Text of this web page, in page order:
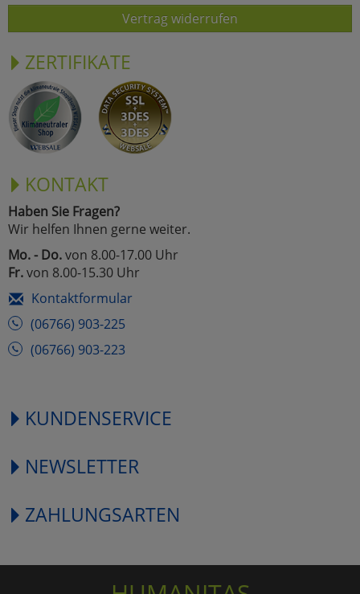
Vertrag widerrufen
ZERTIFIKATE
KONTAKT
Haben Sie Fragen?
Wir helfen Ihnen gerne weiter.
Mo. - Do.von 8.00-17.00 Uhr
Fr.von 8.00-15.30 Uhr
Kontaktformular
(06766) 903-225
(06766) 903-223
KUNDENSERVICE
NEWSLETTER
ZAHLUNGSARTEN